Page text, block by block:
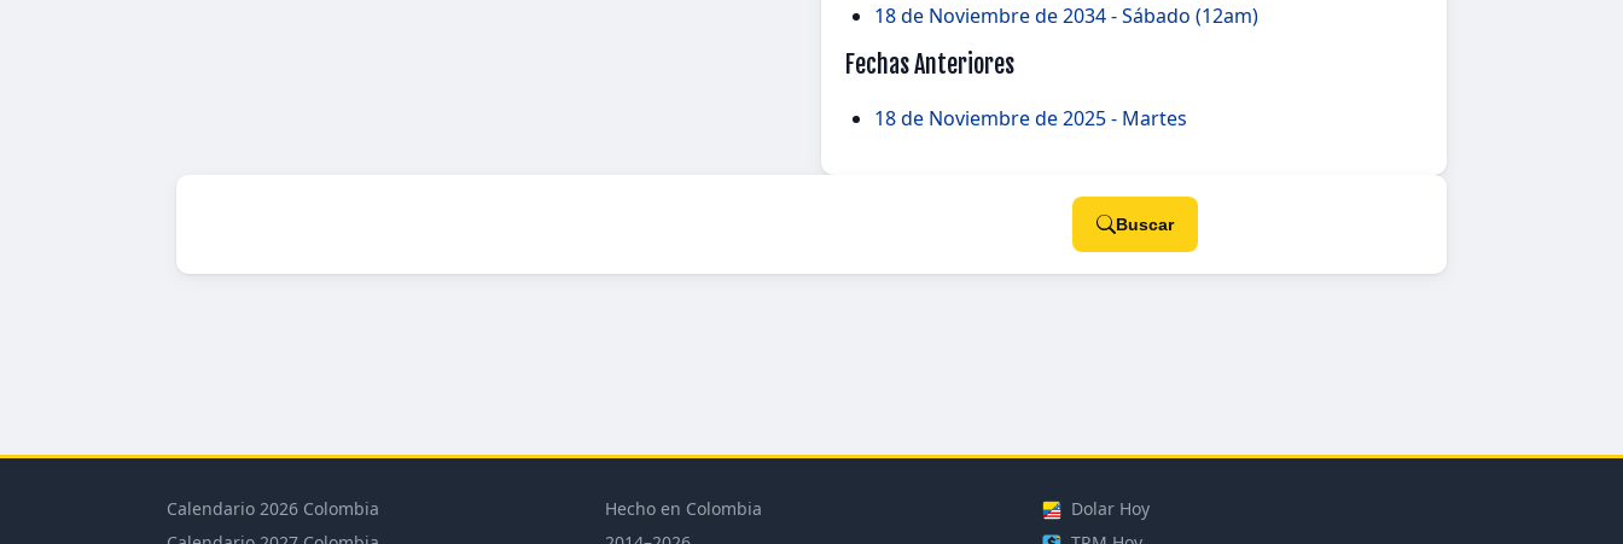
18 de Noviembre de 2034 - Sábado (12am)
Fechas Anteriores
18 de Noviembre de 2025 - Martes
Buscar
Calendario 2026 Colombia
Hecho en Colombia
Dolar Hoy